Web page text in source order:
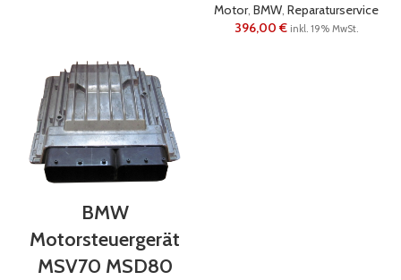
Motor, BMW, Reparaturservice
396,00€ inkl. 19% MwSt.
BMW
Motorsteuergerät
MSV70 MSD80